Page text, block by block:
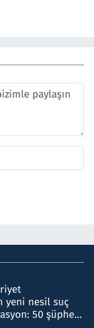
yeni nesil suç
50 şüpheli